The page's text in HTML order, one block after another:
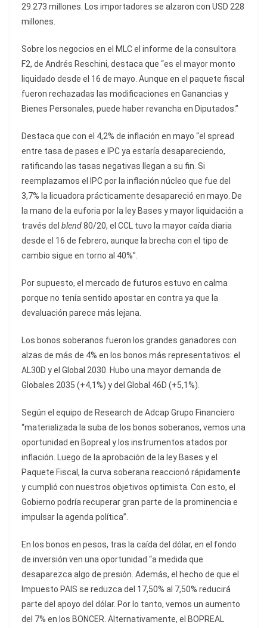
29.273 millones. Los importadores se alzaron con USD 228
millones.
Sobre los negocios en el MLC el informe de la consultora
F2, de Andrés Reschini, destaca que “es el mayor monto
liquidado desde el 16 de mayo. Aunque en el paquete fiscal
fueron rechazadas las modificaciones en Ganancias y
Bienes Personales, puede haber revancha en Diputados.”
Destaca que con el 4,2% de inflación en mayo “el spread
entre tasa de pases e IPC ya estaría desapareciendo,
ratificando las tasas negativas llegan a su fin. Si
reemplazamos el IPC por la inflación núcleo que fue del
3,7% la licuadora prácticamente desapareció en mayo. De
la mano de la euforia por la ley Bases y mayor liquidación a
través del blend80/20, el CCL tuvo la mayor caída diaria
desde el 16 de febrero, aunque la brecha con el tipo de
cambio sigue en torno al 40%”.
Por supuesto, el mercado de futuros estuvo en calma
porque no tenía sentido apostar en contra ya que la
devaluación parece más lejana.
Los bonos soberanos fueron los grandes ganadores con
alzas de más de 4% en los bonos más representativos: el
AL30D y el Global 2030. Hubo una mayor demanda de
Globales 2035 (+4,1%) y del Global 46D (+5,1%).
Según el equipo de Research de Adcap Grupo Financiero
“materializada la suba de los bonos soberanos, vemos una
oportunidad en Bopreal y los instrumentos atados por
inflación. Luego de la aprobación de la ley Bases y el
Paquete Fiscal, la curva soberana reaccionó rápidamente
y cumplió con nuestros objetivos optimista. Con esto, el
Gobierno podría recuperar gran parte de la prominencia e
impulsar la agenda política”.
En los bonos en pesos, tras la caída del dólar, en el fondo
de inversión ven una oportunidad “a medida que
desaparezca algo de presión. Además, el hecho de que el
Impuesto PAIS se reduzca del 17,50% al 7,50% reducirá
parte del apoyo del dólar. Por lo tanto, vemos un aumento
del 7% en los BONCER. Alternativamente, el BOPREAL